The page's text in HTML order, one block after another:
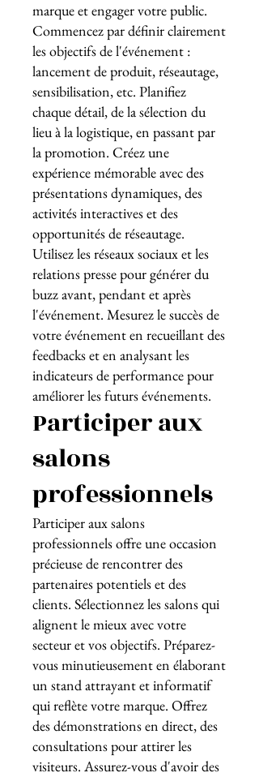
marque et engager votre public.
Commencez par définir clairement
les objectifs de l'événement :
lancement de produit, réseautage,
sensibilisation, etc. Planifiez
chaque détail, de la sélection du
lieu à la logistique, en passant par
la promotion. Créez une
expérience mémorable avec des
présentations dynamiques, des
activités interactives et des
opportunités de réseautage.
Utilisez les réseaux sociaux et les
relations presse pour générer du
buzz avant, pendant et après
l'événement. Mesurez le succès de
votre événement en recueillant des
feedbacks et en analysant les
indicateurs de performance pour
améliorer les futurs événements.
Participer aux
salons
professionnels
Participer aux salons
professionnels offre une occasion
précieuse de rencontrer des
partenaires potentiels et des
clients. Sélectionnez les salons qui
alignent le mieux avec votre
secteur et vos objectifs. Préparez-
vous minutieusement en élaborant
un stand attrayant et informatif
qui reflète votre marque. Offrez
des démonstrations en direct, des
consultations pour attirer les
visiteurs. Assurez-vous d'avoir des